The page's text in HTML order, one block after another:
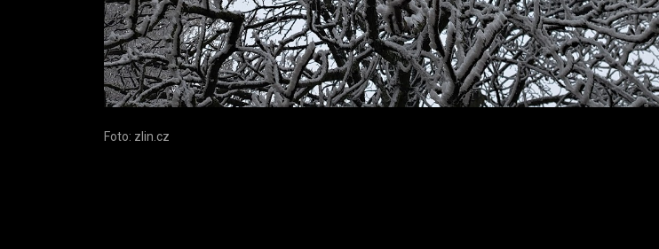
Foto: zlin.cz